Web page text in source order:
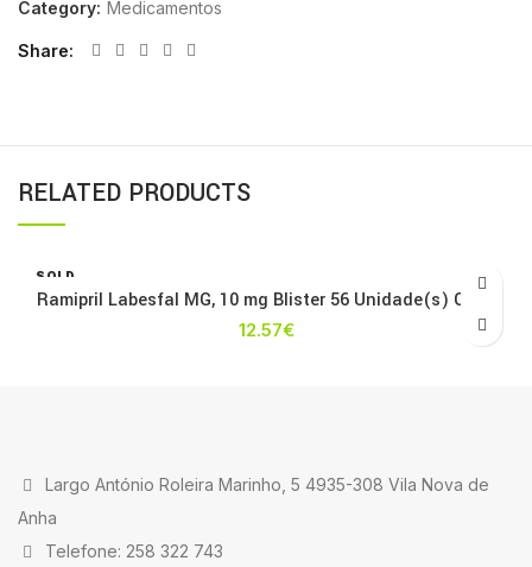
Category: Medicamentos
Share
RELATED PRODUCTS
SOLD
OUT
Ramipril Labesfal MG, 10 mg Blister 56 Unidade(s) Caps
12.57€
Largo António Roleira Marinho, 5 4935-308 Vila Nova de
Anha
Telefone: 258 322 743